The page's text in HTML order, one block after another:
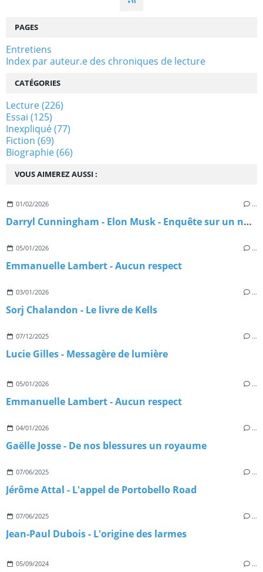
VOUS AIMEREZ AUSSI :
01/02/2026 …
Darryl Cunningham - Elon Musk - Enquête sur un nouveau maître du monde
05/01/2026 …
Emmanuelle Lambert - Aucun respect
03/01/2026 …
Sorj Chalandon - Le livre de Kells
07/12/2025 …
Lucie Gilles - Messagère de lumière
05/01/2026 …
Emmanuelle Lambert - Aucun respect
04/01/2026 …
Gaëlle Josse - De nos blessures un royaume
07/06/2025 …
Jérôme Attal - L'appel de Portobello Road
07/06/2025 …
Jean-Paul Dubois - L'origine des larmes
05/09/2024 …
PAGES
Entretiens
Index par auteur.e des chroniques de lecture
CATÉGORIES
Lecture(226)
Essai (125)
Inexpliqué(77)
Fiction (69)
Biographie(66)